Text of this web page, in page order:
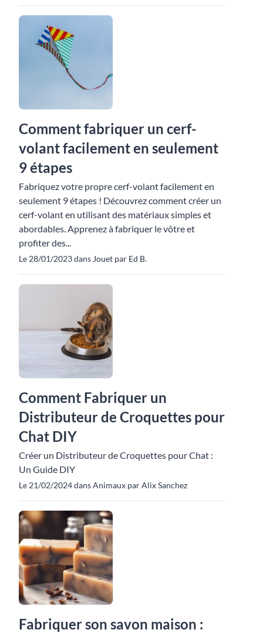
Comment fabriquer un cerf-
volant facilement en seulement
9 étapes
Fabriquez votre propre cerf-volant facilement en
seulement 9 étapes ! Découvrez comment créer un
cerf-volant en utilisant des matériaux simples et
abordables. Apprenez à fabriquer le vôtre et
profiter des...
Le 28/01/2023 dans Jouet par Ed B.
Comment Fabriquer un
Distributeur de Croquettes pour
Chat DIY
Créer un Distributeur de Croquettes pour Chat :
Un Guide DIY
Le 21/02/2024 dans Animaux par Alix Sanchez
Fabriquer son savon maison :